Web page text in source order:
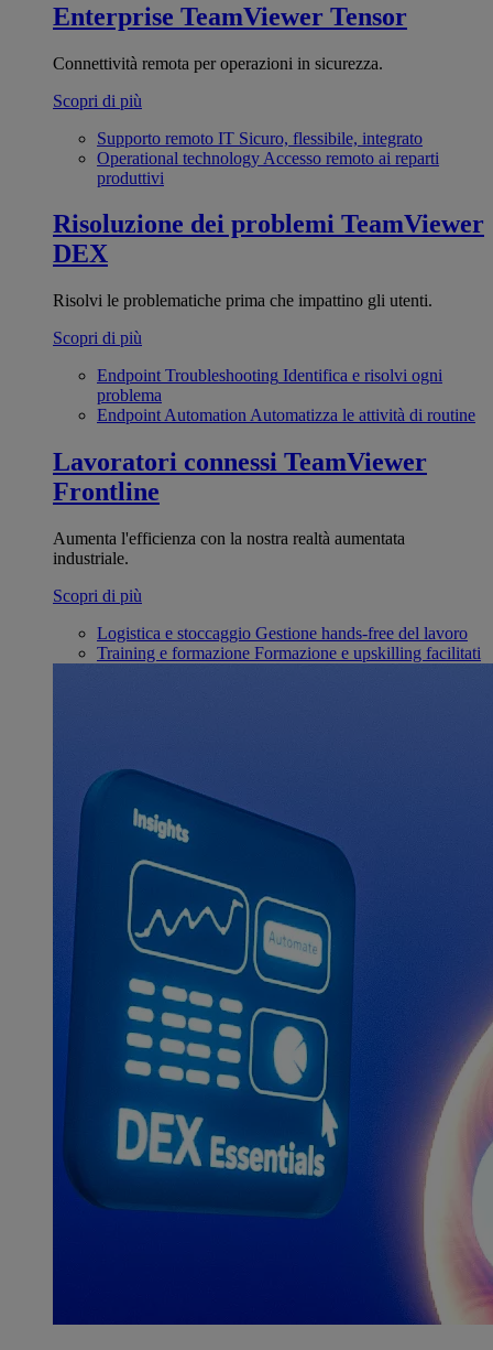
Enterprise TeamViewer Tensor
Connettività remota per operazioni in sicurezza.
Scopri di più
Supporto remoto IT Sicuro, flessibile, integrato
Operational technology Accesso remoto ai reparti
produttivi
Risoluzione dei problemi TeamViewer
DEX
Risolvi le problematiche prima che impattino gli utenti.
Scopri di più
Endpoint Troubleshooting Identifica e risolvi ogni
problema
Endpoint Automation Automatizza le attività di routine
Lavoratori connessi TeamViewer
Frontline
Aumenta l'efficienza con la nostra realtà aumentata
industriale.
Scopri di più
Logistica e stoccaggio Gestione hands-free del lavoro
Training e formazione Formazione e upskilling facilitati